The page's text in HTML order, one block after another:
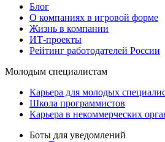
Блог
О компаниях в игровой форме
Жизнь в компании
ИТ-проекты
Рейтинг работодателей России
Молодым специалистам
Карьера для молодых
Школа программистов
Карьера в некоммерческих
Боты для уведомлений